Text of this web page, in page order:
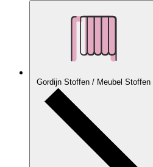
Gordijn Stoffen / Meubel Stoffen